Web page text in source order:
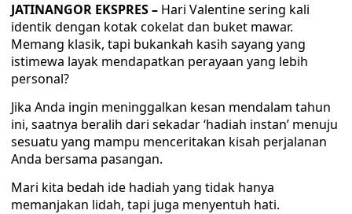
JATINANGOR EKSPRES – Hari Valentine sering kali
identik dengan kotak cokelat dan buket mawar.
Memang klasik, tapi bukankah kasih sayang yang
istimewa layak mendapatkan perayaan yang lebih
personal?
Jika Anda ingin meninggalkan kesan mendalam tahun
ini, saatnya beralih dari sekadar ‘hadiah instan’ menuju
sesuatu yang mampu menceritakan kisah perjalanan
Anda bersama pasangan.
Mari kita bedah ide hadiah yang tidak hanya
memanjakan lidah, tapi juga menyentuh hati.